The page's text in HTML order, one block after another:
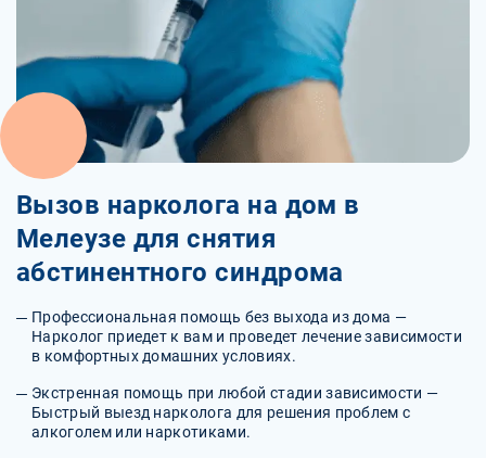
Вызов нарколога на дом в
Мелеузе для снятия
абстинентного синдрома
Профессиональная помощь без выхода из дома —
Нарколог приедет к вам и проведет лечение зависимости
в комфортных домашних условиях.
Экстренная помощь при любой стадии зависимости —
Быстрый выезд нарколога для решения проблем с
алкоголем или наркотиками.